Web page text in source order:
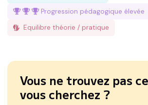
Progression pédagogique élevée
Equilibre théorie / pratique
Vous ne trouvez pas
vous cherchez ?